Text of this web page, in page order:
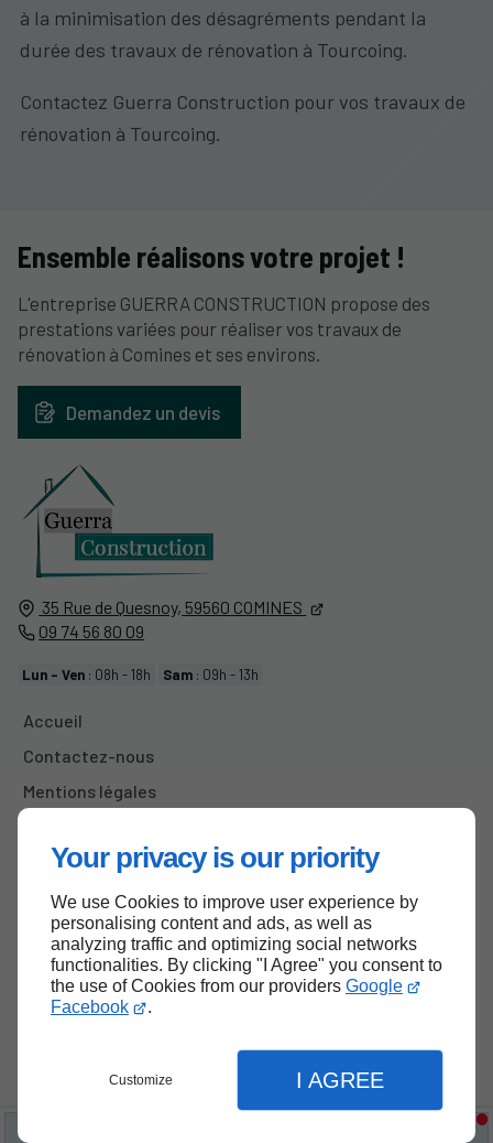
Your privacy is our priority
We use Cookies to improve user experience by
personalising content and ads, as well as
analyzing traffic and optimizing social networks
functionalities. By clicking "I Agree" you consent to
the use of Cookies from our providers Google
Facebook
.
Customize I AGREE
à la minimisation des désagréments pendant la
durée des travaux de rénovation à Tourcoing.
Contactez Guerra Construction pour vos travaux de
rénovation à Tourcoing.
35 Rue de Quesnoy, 59560 COMINES
09 74 56 80 09
Lun - Ven : 08h - 18h Sam : 09h - 13h
Accueil
Contactez-nous
Mentions légales
Ensemble réalisons votre projet !
L'entreprise GUERRA CONSTRUCTION propose des
prestations variées pour réaliser vos travaux de
rénovation à Comines et ses environs.
Demandez un devis
Haut de page